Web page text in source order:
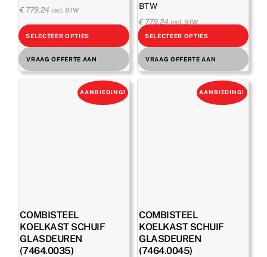
was:
€ 895,00.€ 644,00.
€779,24 incl. BTW
SELECTEER OPTIES
VRAAG OFFERTE AAN
was:
€ 895,00.
€ 644,00.
BTW
€779,24 incl. BTW
SELECTEER OPTIES
VRAAG OFFERTE AAN
AANBIEDING!
COMBISTEEL
KOELKAST SCHUIF
GLASDEUREN
(7464.0035)
AANBIEDING!
COMBISTEEL
KOELKAST SCHUIF
GLASDEUREN
(7464.0045)